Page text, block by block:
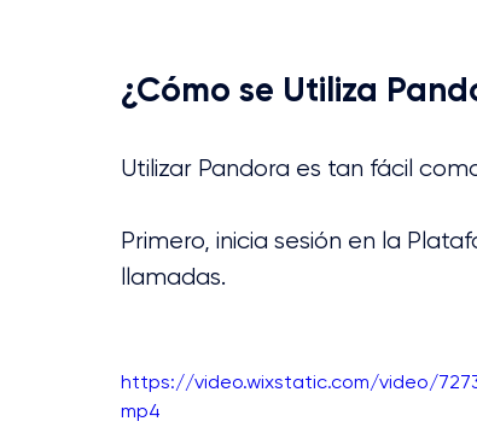
¿Cómo se Utiliza
Utilizar Pandora es tan fácil como
Primero, inicia sesión en la
llamadas.
https://video.wixstatic.com/video/
mp4